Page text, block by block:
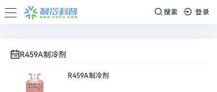
搜索 登录
R459A制冷剂
R459A制冷剂